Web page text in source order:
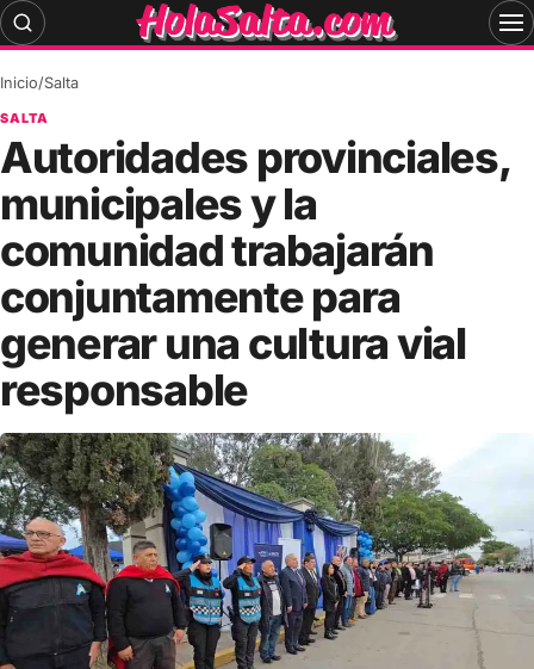
Skip
to
Inicio/Salta
SALTA
Autoridades provinciales,
municipales y la
comunidad trabajarán
conjuntamente para
generar una cultura vial
responsable